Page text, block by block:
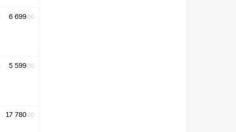
6 699.00
5 599.00
17 780.00